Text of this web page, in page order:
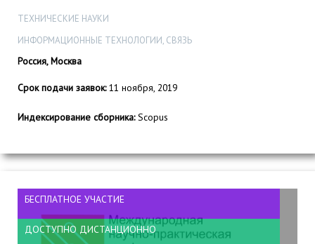
ТЕХНИЧЕСКИЕ НАУКИ
ИНФОРМАЦИОННЫЕ ТЕХНОЛОГИИ, СВЯЗЬ
Россия, Москва
Срок подачи заявок:11 ноября, 2019
Индексирование сборника:Scopus
БЕСПЛАТНОЕ УЧАСТИЕ
ДОСТУПНО ДИСТАНЦИОННО